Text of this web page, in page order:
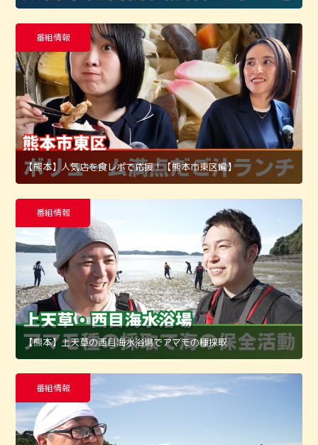
番組情報
【熊本】人気店を食レポで応援！【熊本市東区編】
番組情報
【熊本】上天草の西目海水浴場でアマモの種採取
番組情報